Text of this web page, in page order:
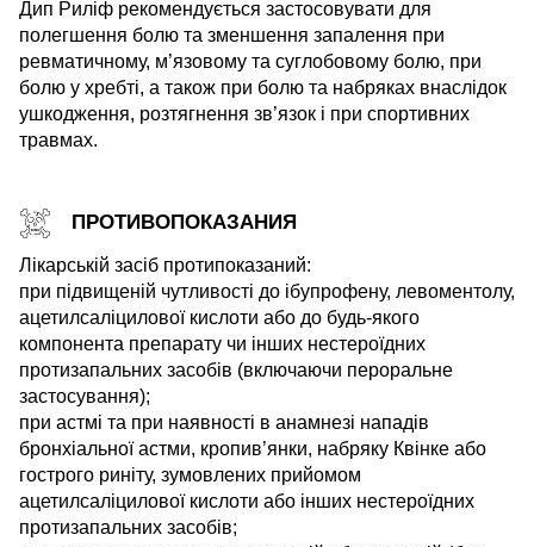
Дип Риліф рекомендується застосовувати для
полегшення болю та зменшення запалення при
ревматичному, м’язовому та суглобовому болю, при
болю у хребті, а також при болю та набряках внаслідок
ушкодження, розтягнення зв’язок і при спортивних
травмах.
ПРОТИВОПОКАЗАНИЯ
Лікарській засіб протипоказаний:
при підвищеній чутливості до ібупрофену, левоментолу,
ацетилсаліцилової кислоти або до будь-якого
компонента препарату чи інших нестероїдних
протизапальних засобів (включаючи пероральне
застосування);
при астмі та при наявності в анамнезі нападів
бронхіальної астми, кропив’янки, набряку Квінке або
гострого риніту, зумовлених прийомом
ацетилсаліцилової кислоти або інших нестероїдних
протизапальних засобів;